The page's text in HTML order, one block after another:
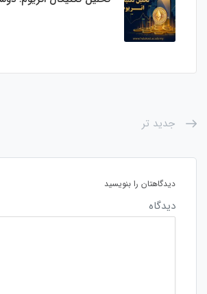
جدید تر
دیدگاهتان را بنویسید
دیدگاه